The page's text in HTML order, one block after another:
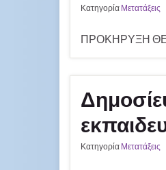
Κατηγορία Μετατάξεις
ΠΡΟΚΗΡΥΞΗ
Κατηγορία Μετατάξεις